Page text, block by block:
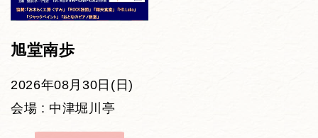
旭堂南歩
2026年08月30日(日)
会場 : 中津堀川亭